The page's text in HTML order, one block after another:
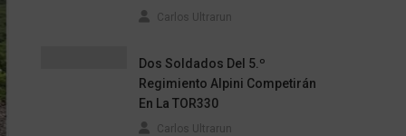
Carlos Ultrarun
Dos Soldados Del 5.º
Regimiento Alpini Competirán
En La TOR330
Carlos Ultrarun